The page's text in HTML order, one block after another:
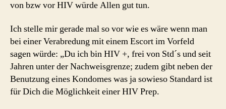
von bzw vor HIV würde Allen gut tun.
Ich stelle mir gerade mal so vor wie es wäre wenn man
bei einer Verabredung mit einem Escort im Vorfeld
sagen würde: „Du ich bin HIV +, frei von Std´s und seit
Jahren unter der Nachweisgrenze; zudem gibt neben der
Benutzung eines Kondomes was ja sowieso Standard ist
für Dich die Möglichkeit einer HIV Prep.